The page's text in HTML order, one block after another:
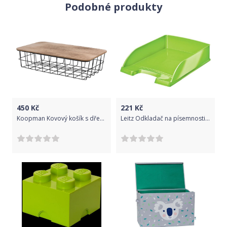
Podobné produkty
450 Kč
Koopman Kovový košík s dřevěným víkem PRESTIGE
221 Kč
Leitz Odkladač na písemnosti WOW zelený